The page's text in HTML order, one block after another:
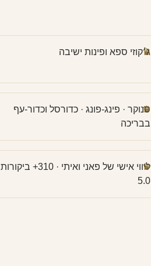
ג׳קוזי ספא ופינות ישיבה
סנוקר · פינג-פונג · כדורסל וכדור-עף
בבריכה
ליווי אישי של פאני ואיתי · 310+ ביקורות
5.0